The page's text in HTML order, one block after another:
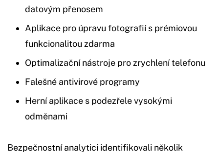
datovým přenosem
Aplikace pro úpravu fotografií s prémiovou
funkcionalitou zdarma
Optimalizační nástroje pro zrychlení telefonu
Falešné antivirové programy
Herní aplikace s podezřele vysokými
odměnami
Bezpečnostní analytici identifikovali několik